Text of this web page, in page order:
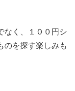
なく、１００円シ
のを探す楽しみも